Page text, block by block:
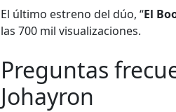
El último estreno del dúo, “El
las 700 mil visualizaciones.
Preguntas
Johayron